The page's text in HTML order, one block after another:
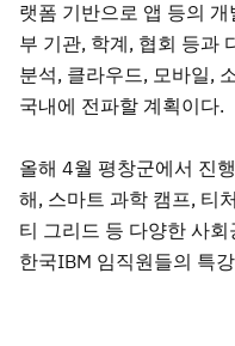
랫폼 기반으로 앱 등의
부 기관, 학계, 협회 등과
분석, 클라우드, 모바일,
국내에 전파할 계획이다.
올해 4월 평창군에서 진
해, 스마트 과학 캠프, 티
티 그리드 등 다양한 사
한국IBM 임직원들의 특